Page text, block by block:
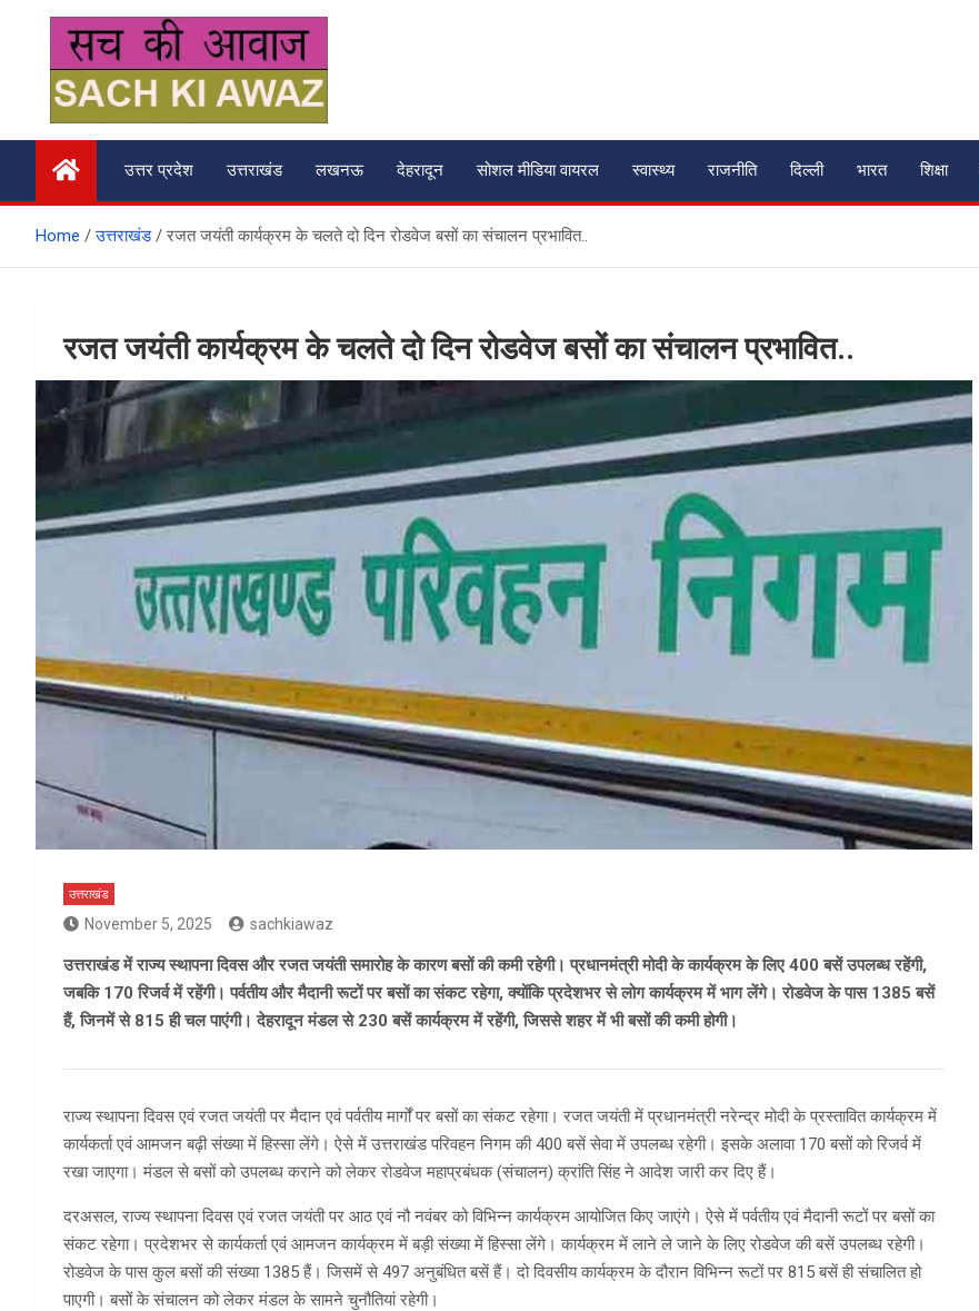
content
सच की आवाज
उत्तर प्रदेश उत्तराखंड लखनऊ देहरादून सोशल मीडिया वायरल स्वास्थ्य राजनीति दिल्ली भारत शिक्षा
Home उत्तराखंड रजत जयंती कार्यक्रम के चलते दो दिन रोडवेज बसों का संचालन प्रभावित..
रजत जयंती कार्यक्रम के चलते दो दिन रोडवेज बसों का संचालन प्रभावित..
उत्तराखंड
November 5, 2025 sachkiawaz
उत्तराखंड में राज्य स्थापना दिवस और रजत जयंती समारोह के कारण बसों की कमी रहेगी। प्रधानमंत्री मोदी के कार्यक्रम के लिए 400 बसें उपलब्ध रहेंगी,
जबकि 170 रिजर्व में रहेंगी। पर्वतीय और मैदानी रूटों पर बसों का संकट रहेगा, क्योंकि प्रदेशभर से लोग कार्यक्रम में भाग लेंगे। रोडवेज के पास 1385 बसें
हैं, जिनमें से 815 ही चल पाएंगी। देहरादून मंडल से 230 बसें कार्यक्रम में रहेंगी, जिससे शहर में भी बसों की कमी होगी।
राज्य स्थापना दिवस एवं रजत जयंती पर मैदान एवं पर्वतीय मार्गों पर बसों का संकट रहेगा। रजत जयंती में प्रधानमंत्री नरेन्द्र मोदी के प्रस्तावित कार्यक्रम में
कार्यकर्ता एवं आमजन बढ़ी संख्या में हिस्सा लेंगे। ऐसे में उत्तराखंड परिवहन निगम की 400 बसें सेवा में उपलब्ध रहेगी। इसके अलावा 170 बसों को रिजर्व में
रखा जाएगा। मंडल से बसों को उपलब्ध कराने को लेकर रोडवेज महाप्रबंधक (संचालन) क्रांति सिंह ने आदेश जारी कर दिए हैं।
दरअसल, राज्य स्थापना दिवस एवं रजत जयंती पर आठ एवं नौ नवंबर को विभिन्न कार्यक्रम आयोजित किए जाएंगे। ऐसे में पर्वतीय एवं मैदानी रूटों पर बसों का
संकट रहेगा। प्रदेशभर से कार्यकर्ता एवं आमजन कार्यक्रम में बड़ी संख्या में हिस्सा लेंगे। कार्यक्रम में लाने ले जाने के लिए रोडवेज की बसें उपलब्ध रहेगी।
रोडवेज के पास कुल बसों की संख्या 1385 हैं। जिसमें से 497 अनुबंधित बसें हैं। दो दिवसीय कार्यक्रम के दौरान विभिन्न रूटों पर 815 बसें ही संचालित हो
पाएगी। बसों के संचालन को लेकर मंडल के सामने चुनौतियां रहेगी।